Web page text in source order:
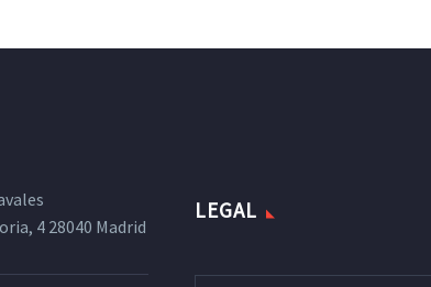
4 28040 Madrid
LEGAL